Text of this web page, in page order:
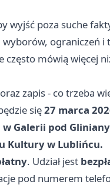
wyjść poza suche
wyborów, ograniczeń
często mówią więcej
oraz zapis - co trzeba
się27 marca
Galerii pod
Kultury w Lublińcu.
. Udział jest
pod numerem